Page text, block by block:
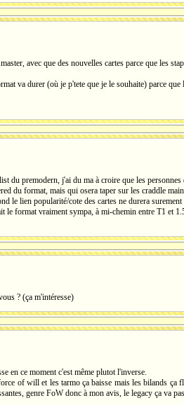
avec que des nouvelles cartes parce que les
va durer (où je p'tete que je le souhaite) parce
du premodern, j'ai du ma à croire que les
du format, mais qui osera taper sur les craddle
le lien popularité/cote des cartes ne durera surement
le format vraiment sympa, à mi-chemin entre T1 et
? (ça m'intéresse)
en ce moment c'est même plutot l'inverse.
of will et les tarmo ça baisse mais les bilands ça
genre FoW donc à mon avis, le legacy ça va